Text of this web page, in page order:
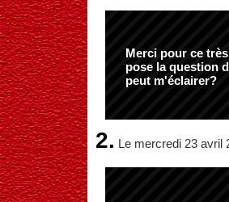
Merci pour ce
pose la question
peut m'éclairer?
2. Le mercredi 23 avril